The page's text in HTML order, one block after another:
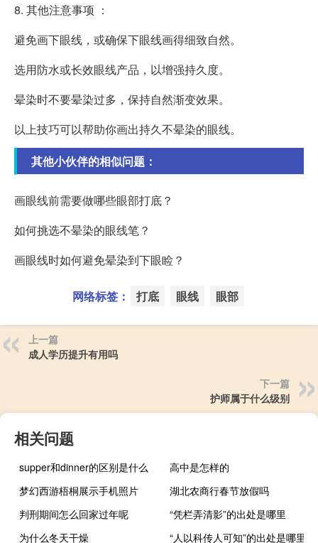
8. 其他注意事项 ：
避免画下眼线，或确保下眼线画得细致自然。
选用防水或长效眼线产品，以增强持久度。
晕染时不要晕染过多，保持自然渐变效果。
以上技巧可以帮助你画出持久不晕染的眼线。
其他小伙伴的相似问题：
画眼线前需要做哪些眼部打底？
如何挑选不晕染的眼线笔？
画眼线时如何避免晕染到下眼睑？
网络标签： 打底 眼线 眼部
上一篇
成人学历提升有用吗
下一篇
护师属于什么级别
相关问题
supper和dinner的区别是什么
高中是怎样的
梦幻西游梧桐展示手机照片
湖北农商行春节放假吗
判刑期间怎么回家过年呢
“凭栏弄清影”的出处是哪里
为什么冬天干燥
“人以科传人可知”的出处是哪里